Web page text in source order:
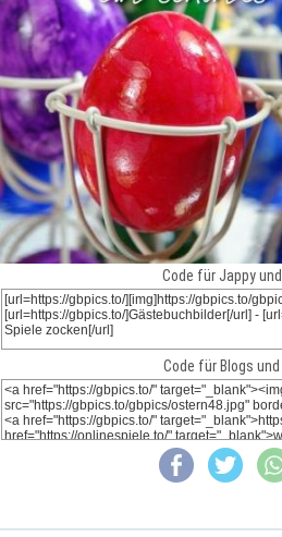
Code für Jappy und
Code für Blogs und